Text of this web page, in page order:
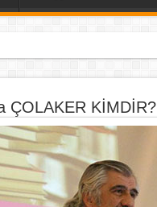
ÇOLAKER KİMDİR?